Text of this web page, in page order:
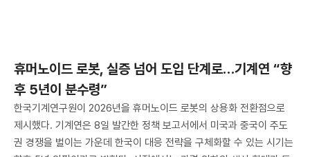
휴머노이드 로봇, 실증 넘어 도입 단계로…기계연 “향
후 5년이 분수령”
한국기계연구원이 2026년을 휴머노이드 로봇의 상용화 전환점으로
제시했다. 기계연은 8일 발간한 정책 보고서에서 미국과 중국이 주도
권 경쟁을 벌이는 가운데 한국이 대응 전략을 구체화할 수 있는 시기는